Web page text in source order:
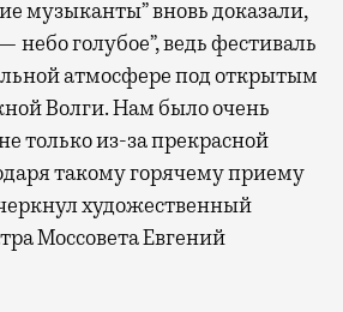
музыканты” вновь доказали,
голубое”, ведь фестиваль
атмосфере под открытым
Волги. Нам было очень
только из-за прекрасной
такому горячему приему
художественный
Моссовета Евгений